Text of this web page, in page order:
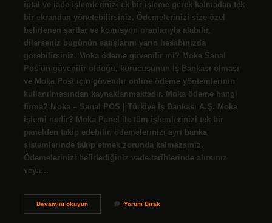
iptal ve iade işlemlerinizi ek bir işleme gerek kalmadan tek
bir ekrandan yönetebilirsiniz. Ödemelerinizi size özel
belirlenen şartlar ve komisyon oranlarıyla alabilir,
dilerseniz bugünün satışlarını yarın hesabınızda
görebilirsiniz. Moka ödeme güvenilir mi? Moka Sanal
Pos’un güvenilir olduğu, kurucusunun İş Bankası olması
ve Moka Post için güvenilir online ödeme yöntemlerinin
kullanılmasından kaynaklanmaktadır. Moka ödeme hangi
firma? Moka – Sanal POS | Türkiye İş Bankası A.Ş. Moka
işlemi nedir? Moka Panel ile tüm işlemlerinizi tek bir
panelden takip edebilir, ödemelerinizi ayrı banka
sistemlerinde takip etmek zorunda kalmazsınız.
Ödemelerinizi belirlediğiniz vade tarihlerinde alırsınız
veya…
Devamını okuyunMoka
Yorum Bırak